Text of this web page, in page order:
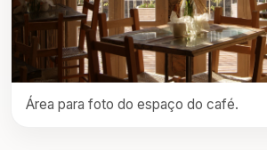
Área para foto do espaço do café.